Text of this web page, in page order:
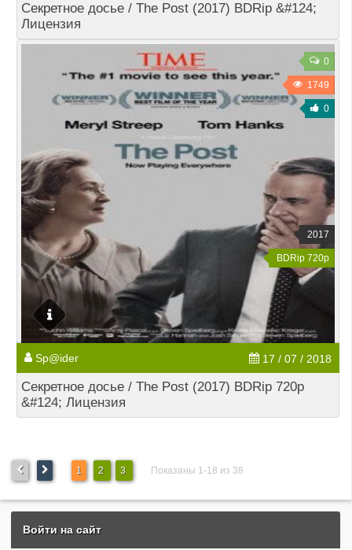
Секретное досье / The Post (2017) BDRip &#124;
Лицензия
0
1749
0
2017
BDRip 720p
Sp@ider 17 / 07 / 2018
Секретное досье / The Post (2017) BDRip 720p
&#124; Лицензия
1 2 3 Показаны 1-18 из 38
Войти на сайт